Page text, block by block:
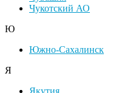
Чукотский АО
Ю
Южно-Сахалинск
Я